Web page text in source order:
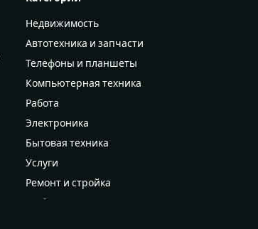
Недвижимость
Автотехника и запчасти
Телефоны и планшеты
Компьютерная техника
Работа
Электроника
Бытовая техника
Услуги
Ремонт и стройка
Мебель